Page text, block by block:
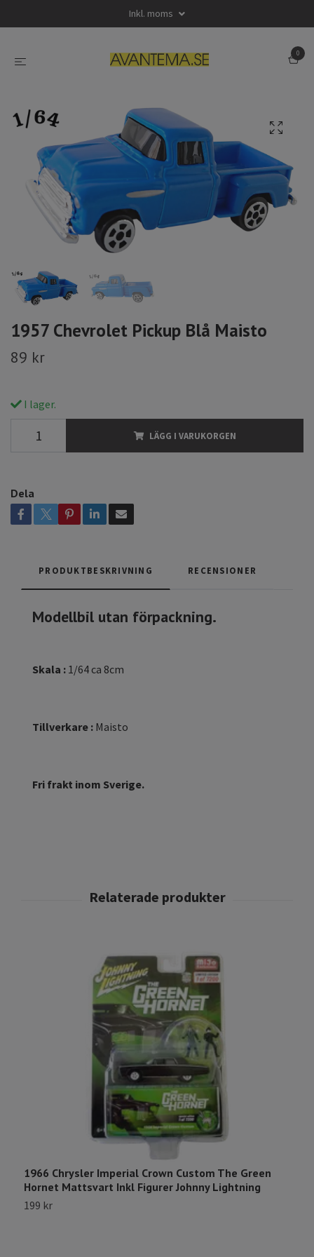
Inkl. moms
0
1957 Chevrolet Pickup Blå Maisto
89 kr
I lager.
LÄGG I VARUKORGEN
Dela
PRODUKTBESKRIVNING RECENSIONER
Modellbil utan förpackning.
Skala : 1/64 ca 8cm
Tillverkare : Maisto
Fri frakt inom Sverige.
1966 Chrysler Imperial Crown Custom The Green
Hornet Mattsvart Inkl Figurer Johnny Lightning
199 kr